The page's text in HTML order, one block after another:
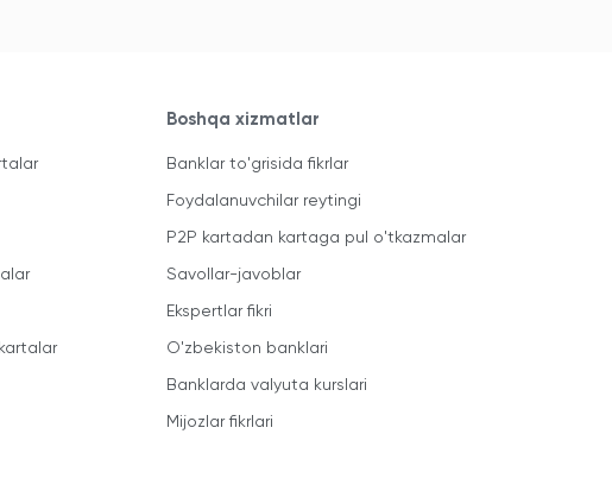
Boshqa xizmatlar
Banklar to'grisida fikrlar
Foydalanuvchilar reytingi
P2P kartadan kartaga pul o'tkazmalar
Savollar-javoblar
Ekspertlar fikri
O'zbekiston banklari
Banklarda valyuta kurslari
Mijozlar fikrlari